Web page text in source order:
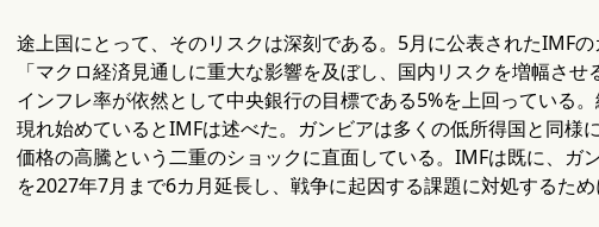
途上国にとって、そのリスクは深刻である。5月に公表されたIMF
「マクロ経済見通しに重大な影響を及ぼし、国内リスクを増幅さ
インフレ率が依然として中央銀行の目標である5%を上回っている
現れ始めているとIMFは述べた。ガンビアは多くの低所得国と同様
価格の高騰という二重のショックに直面している。IMFは既に、ガ
を2027年7月まで6カ月延長し、戦争に起因する課題に対処するた